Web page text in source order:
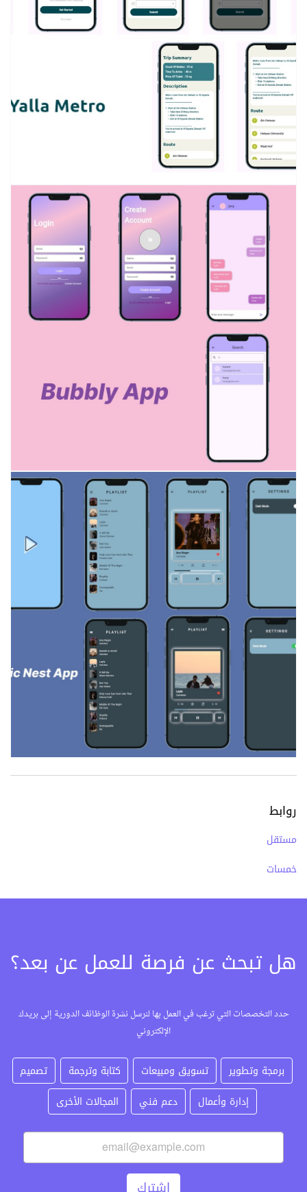
روابط
مستقل
خمسات
هل تبحث عن فرصة للعمل عن بعد؟
حدد التخصصات التي ترغب في العمل بها لنرسل نشرة الوظائف الدورية إلى بريدك
الإلكتروني
برمجة وتطوير تسويق ومبيعات كتابة وترجمة
تصميم
إدارة وأعمال
دعم فني المجالات الأخرى